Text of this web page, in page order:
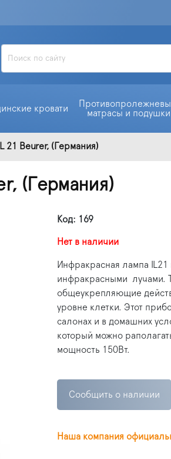
кровати
матрасы и подушки
21 Beurer, (Германия)
(Германия)
Код: 169
Нет в наличии
Инфракрасная лампа
инфракрасными лучами.
общеукрепляющие
уровне клетки. Этот
салонах и в домашних
который можно
мощность 150Вт.
Сообщить о наличии
Наша компания